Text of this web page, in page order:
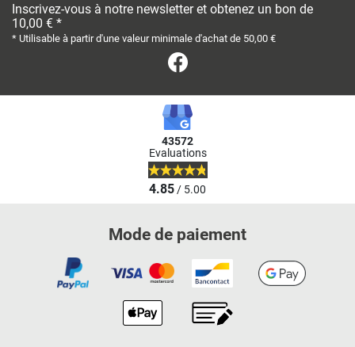
Inscrivez-vous à notre newsletter et obtenez un bon de
10,00 € *
* Utilisable à partir d'une valeur minimale d'achat de 50,00 €
43572
Evaluations
4.85/ 5.00
Mode de paiement